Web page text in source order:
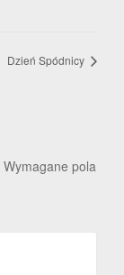
Dzień Spódnicy
Wymagane pola